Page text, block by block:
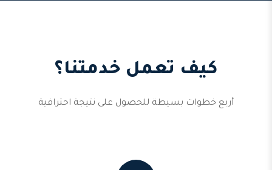
كيف تعمل خدمتنا؟
أربع خطوات بسيطة للحصول على نتيجة احترافية